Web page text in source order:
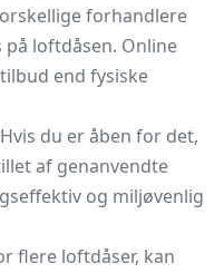
forhandlere
loftdåsen. Online
end fysiske
Hvis du er åben for det,
af genanvendte
og miljøvenlig
flere loftdåser, kan